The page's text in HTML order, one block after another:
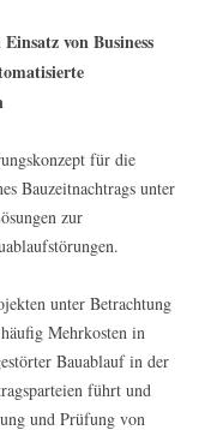
von Business
für die
Bauzeitnachtrags unter
zur
unter Betrachtung
Mehrkosten in
Bauablauf in der
führt und
und Prüfung von